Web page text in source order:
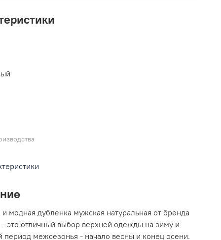
и модная дубленка мужская натуральная от бренда
- это отличный выбор верхней одежды на зиму и
период межсезонья - начало весны и конец осени.